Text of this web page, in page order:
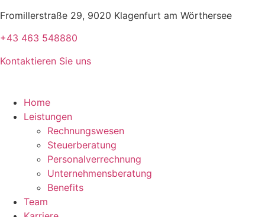
Fromillerstraße 29, 9020 Klagenfurt am Wörthersee
+43 463 548880
Kontaktieren Sie uns
Home
Leistungen
Rechnungswesen
Steuerberatung
Personalverrechnung
Unternehmensberatung
Benefits
Team